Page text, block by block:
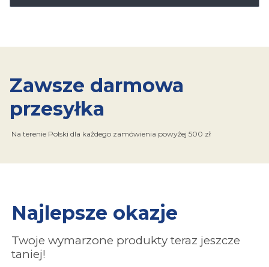
Zawsze darmowa
przesyłka
Na terenie Polski dla każdego zamówienia powyżej 500 zł
Najlepsze okazje
Twoje wymarzone produkty teraz jeszcze
taniej!